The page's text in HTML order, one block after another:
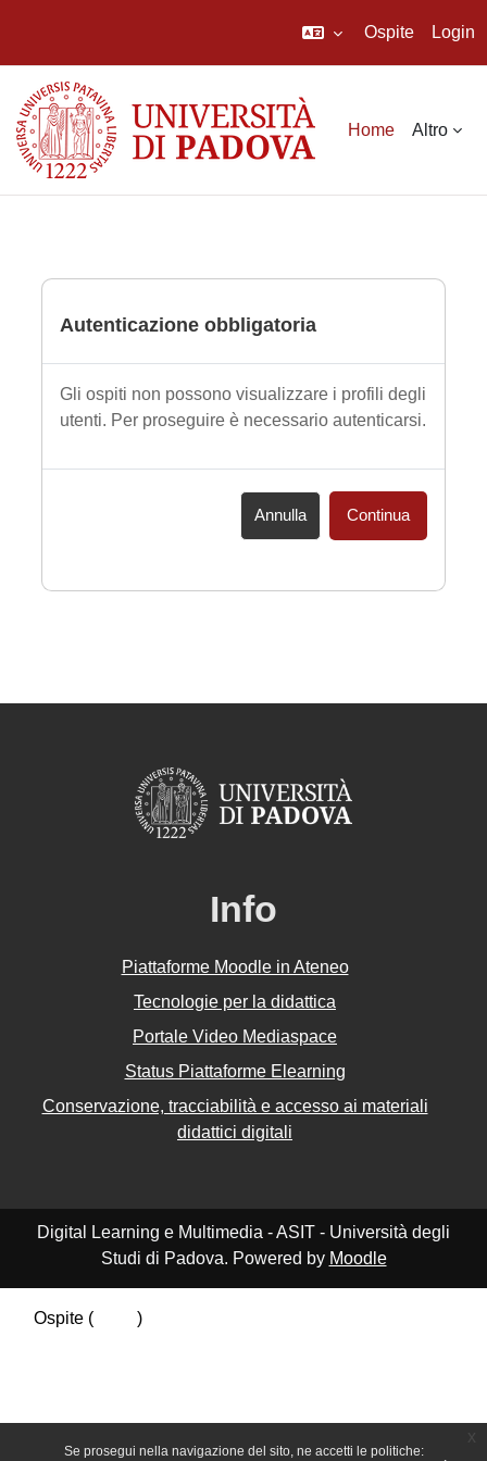
Se prosegui nella navigazione del sito, ne accetti le politiche:
Ospite Login
Home Altro
Autenticazione obbligatoria
Gli ospiti non possono visualizzare i profili degli
utenti. Per proseguire è necessario autenticarsi.
Annulla Continua
Info
Piattaforme Moodle in Ateneo
Tecnologie per la didattica
Portale Video Mediaspace
Status Piattaforme Elearning
Conservazione, tracciabilità e accesso ai materiali
didattici digitali
Digital Learning e Multimedia - ASIT - Università degli
Studi di Padova. Powered by Moodle
Ospite (
)